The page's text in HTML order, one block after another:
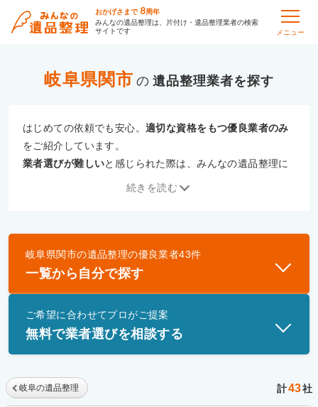
おかげさまで 8周年
みんなの遺品整理は、片付け・遺品整理業者の検索
サイトです
メニュー
岐阜県関市 の 遺品整理
はじめての依頼でも安心。適切な資格をもつ優良業者のみ
をご紹介しています。
業者選びが難しいと感じられた際は、みんなの遺品整理に
優良業者とは
一般財団法人遺品整理認定協会、および一般社団法
士」資格を持つ事業者のみ掲載しています。
続きを読む
岐阜県関市の遺品整理の優良業者43件
一覧から自分で探す
ご希望に合わせてプロがご提案
無料で業者選びを相談する
岐阜の遺品整理 計43社